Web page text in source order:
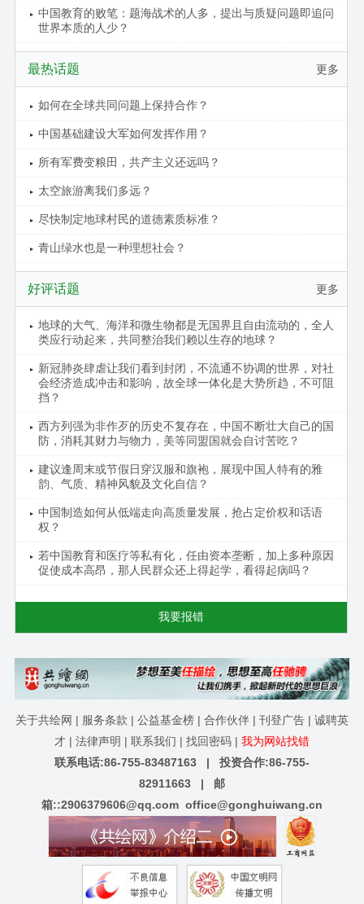
中国教育的败笔：题海战术的人多，提出与质疑问题即追问
世界本质的人少？
更多
最热话题
如何在全球共同问题上保持合作？
中国基础建设大军如何发挥作用？
所有军费变粮田，共产主义还远吗？
太空旅游离我们多远？
尽快制定地球村民的道德素质标准？
青山绿水也是一种理想社会？
更多
好评话题
地球的大气、海洋和微生物都是无国界且自由流动的，全人
类应行动起来，共同整治我们赖以生存的地球？
新冠肺炎肆虐让我们看到封闭，不流通不协调的世界，对社
会经济造成冲击和影响，故全球一体化是大势所趋，不可阻
挡？
西方列强为非作歹的历史不复存在，中国不断壮大自己的国
防，消耗其财力与物力，美等同盟国就会自讨苦吃？
建议逢周末或节假日穿汉服和旗袍，展现中国人特有的雅
韵、气质、精神风貌及文化自信？
中国制造如何从低端走向高质量发展，抢占定价权和话语
权？
若中国教育和医疗等私有化，任由资本垄断，加上多种原因
促使成本高昂，那人民群众还上得起学，看得起病吗？
我要报错
关于共绘网 | 服务条款 | 公益基金榜 | 合作伙伴 | 刊登广告 | 诚聘英
才 | 法律声明 | 联系我们 | 找回密码 | 我为网站找错
联系电话:86-755-83487163 | 投资合作:86-755-
82911663 | 邮
箱::2906379606@qq.com office@gonghuiwang.cn